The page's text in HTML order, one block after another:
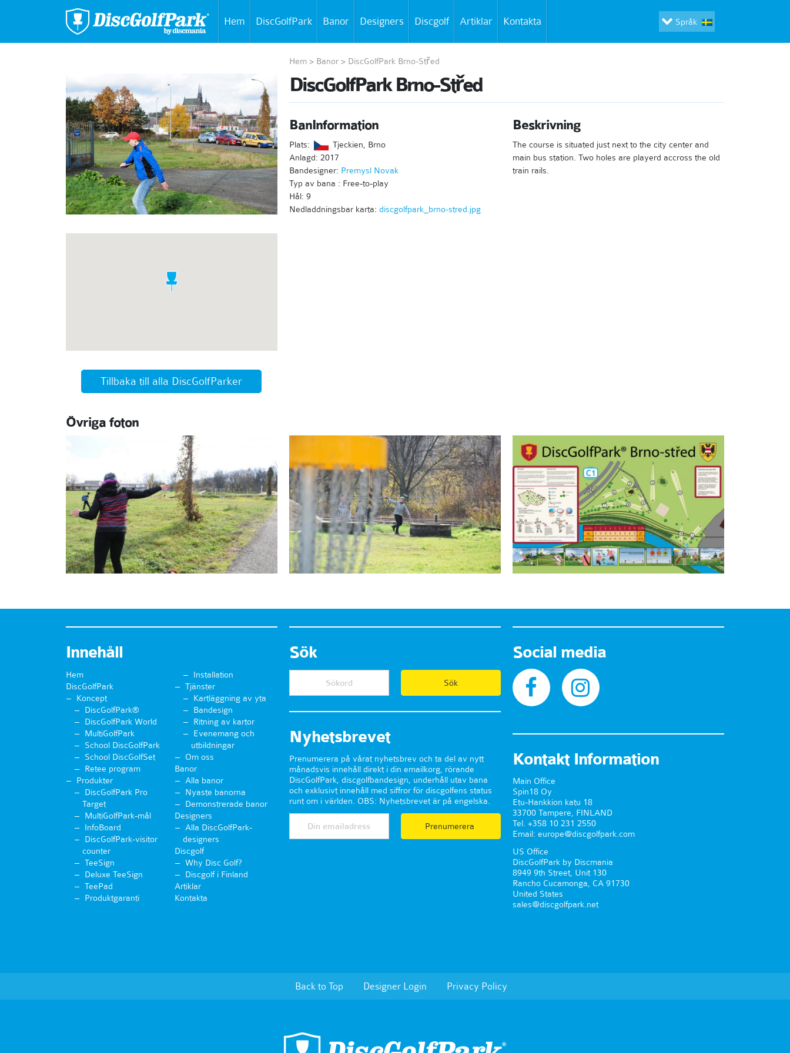
Hem DiscGolfPark Banor Designers Discgolf Artiklar Kontakta Språk
Tillbaka till alla DiscGolfParker
Hem > Banor> DiscGolfPark Brno-Střed
DiscGolfPark Brno-Střed
BanInformation
Plats:
Tjeckien, Brno
Anlagd: 2017
Bandesigner: Premysl Novak
Typ av bana : Free-to-play
Hål: 9
Nedladdningsbar karta: discgolfpark_brno-stred.jpg
Beskrivning
The course is situated just next to the city center and
main bus station. Two holes are playerd accross the old
train rails.
Övriga foton
Innehåll
Hem
DiscGolfPark
Koncept
DiscGolfPark®
DiscGolfPark World
MultiGolfPark
School DiscGolfPark
School DiscGolfSet
Retee program
Produkter
DiscGolfPark Pro
Target
MultiGolfPark-mål
InfoBoard
DiscGolfPark-visitor
counter
TeeSign
Deluxe TeeSign
TeePad
Produktgaranti
Installation
Tjänster
Kartläggning av yta
Bandesign
Ritning av kartor
Evenemang och
utbildningar
Om oss
Banor
Alla banor
Nyaste banorna
Demonstrerade banor
Designers
Alla DiscGolfPark-
designers
Discgolf
Why Disc Golf?
Discgolf i Finland
Artiklar
Kontakta
Sök
Nyhetsbrevet
Prenumerera på vårat nyhetsbrev och ta del av nytt
månadsvis innehåll direkt i din emailkorg, rörande
DiscGolfPark, discgolfbandesign, underhåll utav bana
och exklusivt innehåll med siffror för discgolfens status
runt om i världen. OBS: Nyhetsbrevet är på engelska.
Prenumerera
Social media
Kontakt Information
Main Office
Spin18 Oy
Etu-Hankkion katu 18
33700 Tampere, FINLAND
Tel. +358 10 231 2550
Email: europe@discgolfpark.com
US Office
DiscGolfPark by Discmania
8949 9th Street, Unit 130
Rancho Cucamonga, CA 91730
United States
sales@discgolfpark.net
Back to Top Designer Login Privacy Policy